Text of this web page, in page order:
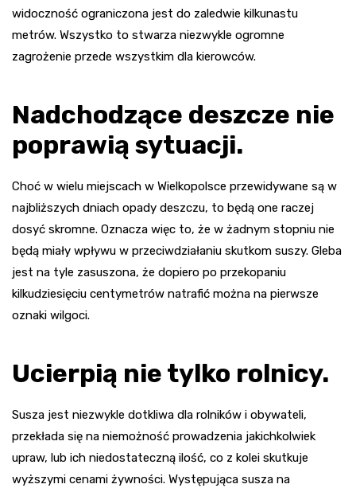
widoczność ograniczona jest do zaledwie kilkunastu
metrów. Wszystko to stwarza niezwykle ogromne
zagrożenie przede wszystkim dla kierowców.
Nadchodzące deszcze nie
poprawią sytuacji.
Choć w wielu miejscach w Wielkopolsce przewidywane są w
najbliższych dniach opady deszczu, to będą one raczej
dosyć skromne. Oznacza więc to, że w żadnym stopniu nie
będą miały wpływu w przeciwdziałaniu skutkom suszy. Gleba
jest na tyle zasuszona, że dopiero po przekopaniu
kilkudziesięciu centymetrów natrafić można na pierwsze
oznaki wilgoci.
Ucierpią nie tylko rolnicy.
Susza jest niezwykle dotkliwa dla rolników i obywateli,
przekłada się na niemożność prowadzenia jakichkolwiek
upraw, lub ich niedostateczną ilość, co z kolei skutkuje
wyższymi cenami żywności. Występująca susza na